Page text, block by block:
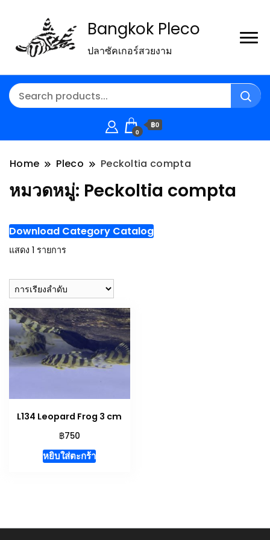
Bangkok Pleco
ปลาซัคเกอร์สวยงาม
0
฿0
Home Pleco Peckoltia compta
หมวดหมู่: Peckoltia compta
Download Category Catalog
แสดง 1 รายการ
L134 Leopard Frog 3 cm
฿750
หยิบใส่ตะกร้า